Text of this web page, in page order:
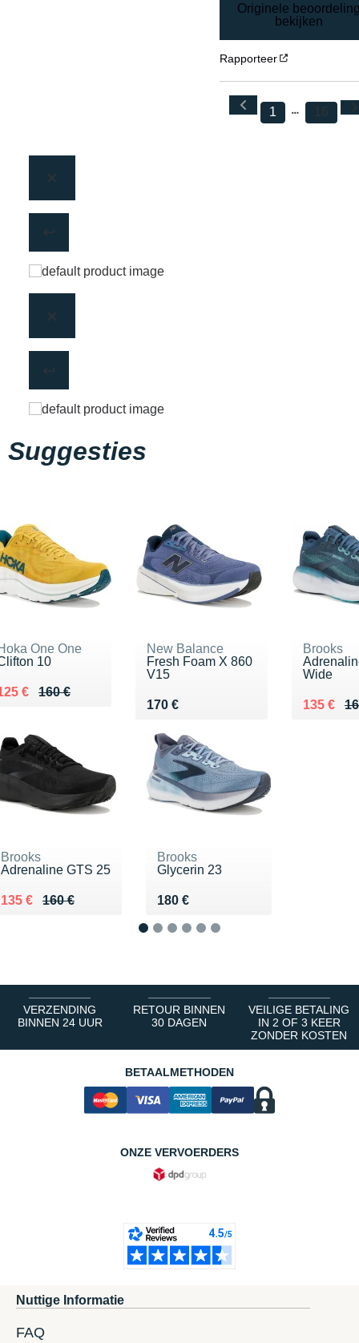
Originele
bekijken
Rapporteer
1 16
Suggesties
One One
10
160 €
lieu de 160 €
€ 125 €
New Balance
Fresh Foam X 860
V15
170 €
Vendu 170 €
Brooks
Wide
Au lieu
135 €
Vendu
Brooks
Adrenaline GTS 25
160 €
Au lieu de 160 €
135 €
Vendu 135 €
Brooks
Glycerin 23
180 €
Vendu 180 €
VERZENDING
BINNEN 24 UUR
RETOUR BINNEN
30 DAGEN
VEILIGE BETALING
IN 2 OF 3 KEER
ZONDER KOSTEN
BETAALMETHODEN
ONZE VERVOERDERS
Nuttige Informatie
FAQ